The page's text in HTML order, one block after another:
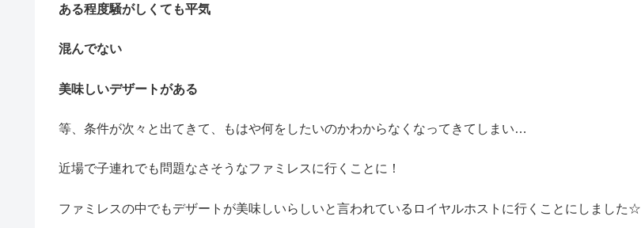
ある程度騒がしくても平気
混んでない
美味しいデザートがある
等、条件が次々と出てきて、もはや何をしたいのかわからなくなってきてしまい…
近場で子連れでも問題なさそうなファミレスに行くことに！
ファミレスの中でもデザートが美味しいらしいと言われているロイヤルホストに行くことにしました☆